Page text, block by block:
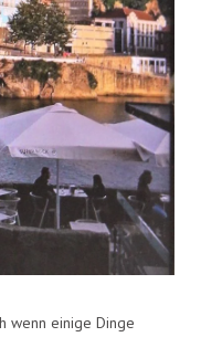
wenn einige Dinge